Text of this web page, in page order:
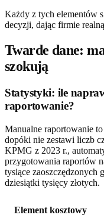
Każdy z tych elementów
decyzji, dając firmie
Twarde dane:
szokują
Statystyki: ile
raportowanie?
Manualne raportowanie
dopóki nie zestawi liczb
KPMG z 2023 r.,
przygotowania raportów
tysiące zaoszczędzonych
dziesiątki tysięcy złotych.
Element kosztowy